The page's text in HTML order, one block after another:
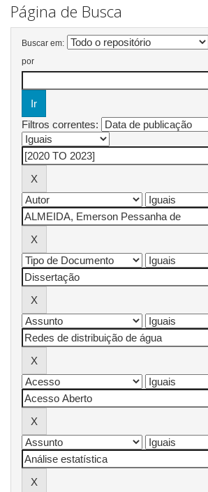
Página de Busca
Buscar em:
por
Filtros correntes: